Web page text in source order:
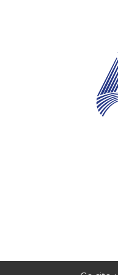
MENTIONS